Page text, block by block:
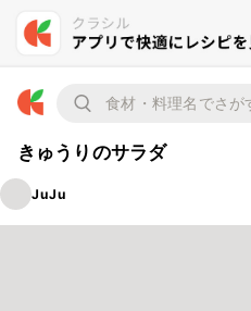
きゅうりのサラダ
JuJu